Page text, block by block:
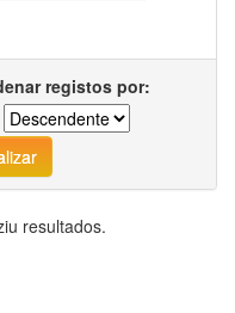
registos por:
resultados.